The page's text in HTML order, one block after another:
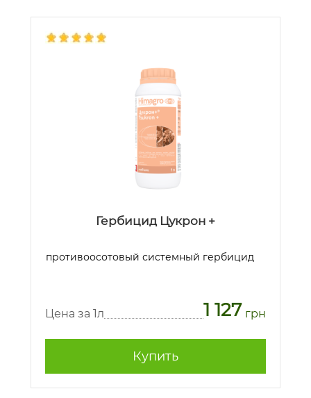
Гербицид Цукрон +
противоосотовый системный гербицид
Цена за 1л 1 127 грн
Купить